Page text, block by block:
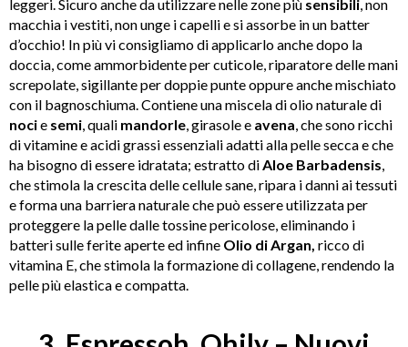
leggeri. Sicuro anche da utilizzare nelle zone più sensibili, non
macchia i vestiti, non unge i capelli e si assorbe in un batter
d’occhio! In più vi consigliamo di applicarlo anche dopo la
doccia, come ammorbidente per cuticole, riparatore delle mani
screpolate, sigillante per doppie punte oppure anche mischiato
con il bagnoschiuma. Contiene una miscela di olio naturale di
nocie semi, quali mandorle, girasole e avena, che sonoricchi
di vitamine e acidi grassi essenziali adatti alla pelle secca e che
ha bisogno di essere idratata; estratto diAloe Barbadensis,
chestimola la crescita delle cellule sane, ripara i danni ai tessuti
e forma una barriera naturale che può essere utilizzata per
proteggere la pelle dalle tossine pericolose, eliminando i
batteri sulle ferite aperte ed infine Olio di Argan, ricco di
vitamina E, che stimola la formazione di collagene, rendendo la
pelle più elastica e compatta.